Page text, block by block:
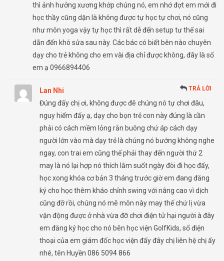
thì ảnh hưởng xương khớp chúng nó, em nhớ đợt em mới đi
học thầy cũng dặn là không được tự học tự chơi, nó cũng
như môn yoga vậy tự học thì rất dễ đến setup tư thế sai
dẫn đến khó sửa sau này. Các bác có biết bên nào chuyên
dạy cho trẻ không cho em vài địa chỉ được không, đây là số
em ạ 0966894406
Lan Nhi TRẢ LỜI
Đúng đấy chị ơi, không được đê chúng nó tự chơi đâu,
nguy hiểm đấy ạ, dạy cho bọn trẻ con này đúng là cần
phải có cách mềm lỏng rắn buông chứ áp cách dạy
người lớn vào mà dạy trẻ là chúng nó bướng không nghe
ngay, con trai em cũng thế phải thay đến người thứ 2
may là nó lại hợp nó thích lắm suốt ngày đòi đi học đấy,
học xong khóa cơ bản 3 tháng trước giờ em đang đăng
ký cho học thêm kháo chỉnh swing với nâng cao vì dịch
cũng đỡ rồi, chúng nó mê môn này may thế chứ lị vừa
vận động được ở nhà vừa đỡ chơi điện tử hại người à đây
em đăng ký học cho nó bên học viện GolfKids, số điện
thoại của em giám đốc học viện đấy đây chị liên hệ chị ấy
nhé, tên Huyền 086 5094 866